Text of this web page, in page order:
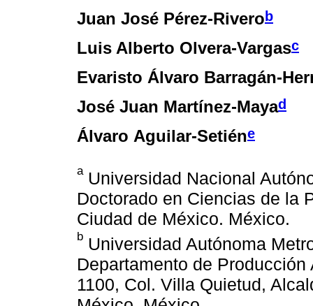
Juan José Pérez-Rivero b
Luis Alberto Olvera-Vargasc
Evaristo Álvaro Barragán-
José Juan Martínez-Mayad
Álvaro Aguilar-Setiéne
aUniversidad Nacional
Doctorado en Ciencias de la
Ciudad de México. México.
b Universidad Autónoma
Departamento de
1100, Col. Villa Quietud,